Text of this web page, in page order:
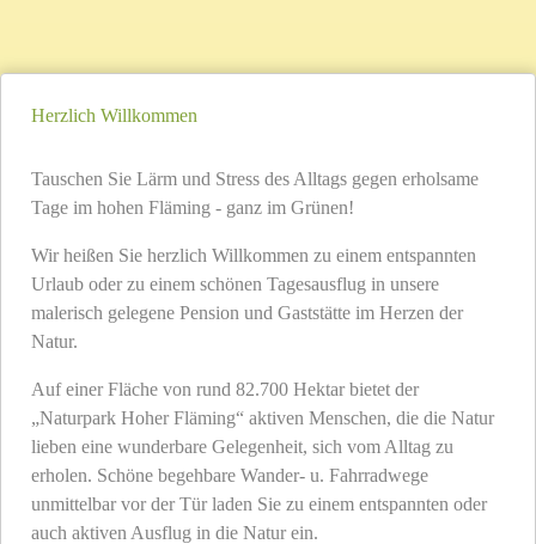
Herzlich Willkommen
Tauschen Sie Lärm und Stress des Alltags gegen erholsame
Tage im hohen Fläming - ganz im Grünen!
Wir heißen Sie herzlich Willkommen zu einem entspannten
Urlaub oder zu einem schönen Tagesausflug in unsere
malerisch gelegene Pension und Gaststätte im Herzen der
Natur.
Auf einer Fläche von rund 82.700 Hektar bietet der
„Naturpark Hoher Fläming“ aktiven Menschen, die die Natur
lieben eine wunderbare Gelegenheit, sich vom Alltag zu
erholen. Schöne begehbare Wander- u. Fahrradwege
unmittelbar vor der Tür laden Sie zu einem entspannten oder
auch aktiven Ausflug in die Natur ein.